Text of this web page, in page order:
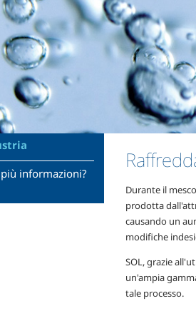
Durante il
prodotta
causando un
modifiche
SOL, grazie
un'ampia
tale processo.
informazioni?